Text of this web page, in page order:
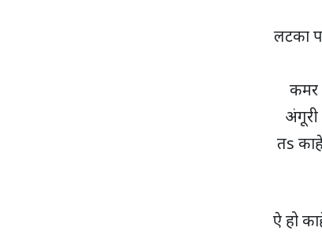
लटका
कमर
तs
ऐ हो